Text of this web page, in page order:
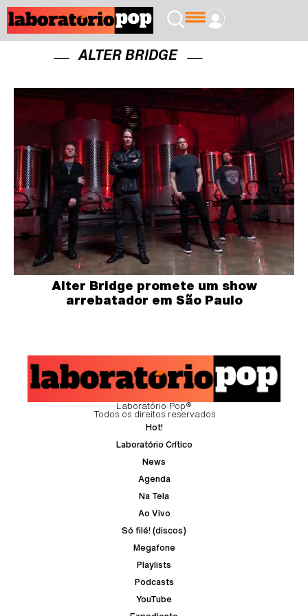
ALTER BRIDGE
Alter Bridge promete um show
arrebatador em São Paulo
Laboratório Pop®
Todos os direitos reservados
Hot!
Laboratório Crítico
News
Agenda
Na Tela
Ao Vivo
Só filé! (discos)
Megafone
Playlists
Podcasts
YouTube